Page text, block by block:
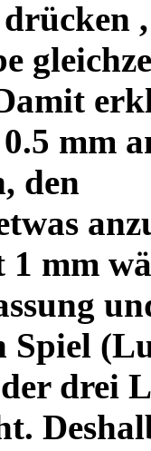
mm
den
mm
Spiel
drei